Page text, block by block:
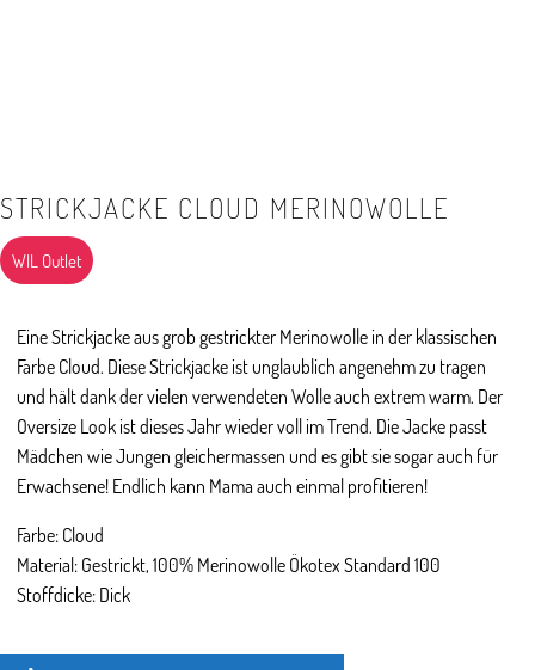
STRICKJACKE CLOUD MERINOWOLLE
WIL Outlet
Eine Strickjacke aus grob gestrickter Merinowolle in der klassischen
Farbe Cloud. Diese Strickjacke ist unglaublich angenehm zu tragen
und hält dank der vielen verwendeten Wolle auch extrem warm. Der
Oversize Look ist dieses Jahr wieder voll im Trend. Die Jacke passt
Mädchen wie Jungen gleichermassen und es gibt sie sogar auch für
Erwachsene! Endlich kann Mama auch einmal profitieren!
Farbe: Cloud
Material: Gestrickt, 100% Merinowolle Ökotex Standard 100
Stoffdicke: Dick